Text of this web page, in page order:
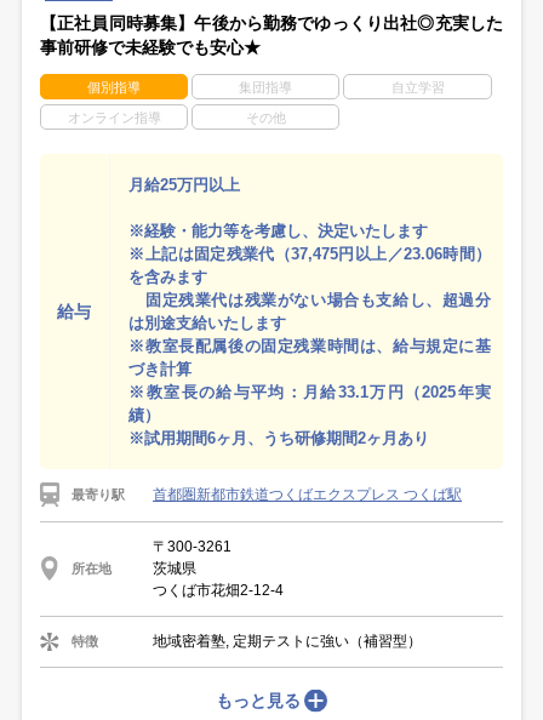
【正社員同時募集】午後から勤務でゆっくり出社◎充実した
事前研修で未経験でも安心★
個別指導 集団指導 自立学習
オンライン指導 その他
給与
月給25万円以上
※経験・能力等を考慮し、決定いたします
※上記は固定残業代（37,475円以上／23.06時間）
を含みます
固定残業代は残業がない場合も支給し、超過分
は別途支給いたします
※教室長配属後の固定残業時間は、給与規定に基
づき計算
※教室長の給与平均：月給33.1万円（2025年実
績）
※試用期間6ヶ月、うち研修期間2ヶ月あり
最寄り駅 首都圏新都市鉄道つくばエクスプレス つくば駅
所在地
〒300-3261
茨城県
つくば市花畑2-12-4
特徴 地域密着塾, 定期テストに強い（補習型）
もっと見る